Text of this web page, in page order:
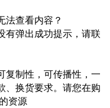
法查看内容？
有弹出成功提示，请联
复制性，可传播性，一
、换货要求。请您在购
资源